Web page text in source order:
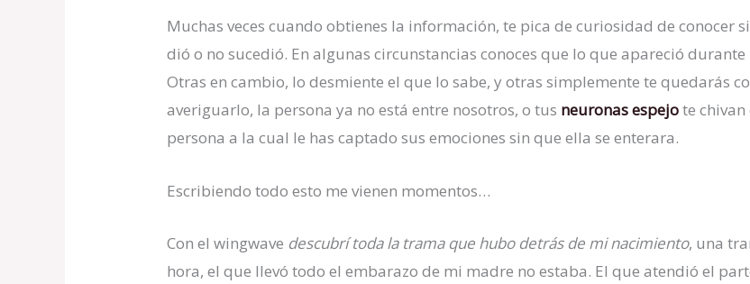
Muchas veces cuando obtienes la información, te pica de curiosidad de conocer
dió o no sucedió. En algunas circunstancias conoces que lo que apareció
Otras en cambio, lo desmiente el que lo sabe, y otras simplemente te quedarás
averiguarlo, la persona ya no está entre nosotros, o tus neuronas espejote
persona a la cual le has captado sus emociones sin que ella se enterara.
Escribiendo todo esto me vienen momentos…
Con el wingwave descubrí toda la trama que hubo detrás de mi nacimiento, una
hora, el que llevó todo el embarazo de mi madre no estaba. El que atendió el